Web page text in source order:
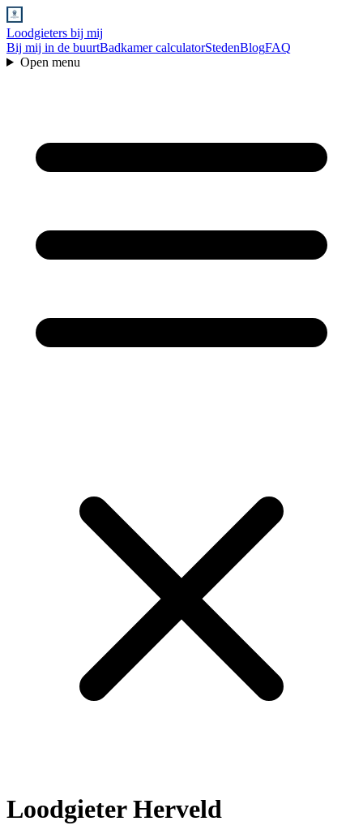
Loodgieters bij mij
Bij mij in de buurtBadkamer calculatorStedenBlogFAQ
Open menu
LoodgieterHerveld